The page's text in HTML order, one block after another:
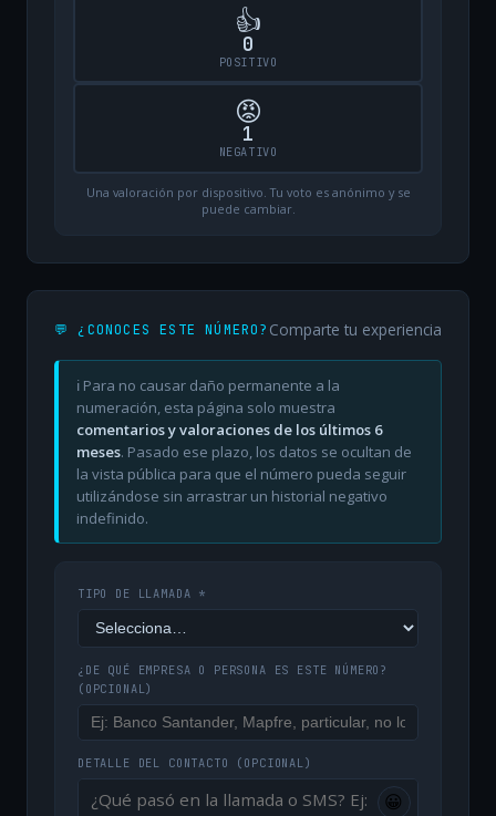
👍
0
POSITIVO
😡
1
NEGATIVO
Una valoración por dispositivo. Tu voto es anónimo y se
puede cambiar.
💬 ¿CONOCES ESTE NÚMERO? Comparte tu experiencia
ℹ️ Para no causar daño permanente a la
numeración, esta página solo muestra
comentarios y valoraciones de los últimos 6
meses. Pasado ese plazo, los datos se ocultan de
la vista pública para que el número pueda seguir
utilizándose sin arrastrar un historial negativo
indefinido.
TIPO DE LLAMADA *
¿DE QUÉ EMPRESA O PERSONA ES ESTE NÚMERO?
(OPCIONAL)
DETALLE DEL CONTACTO (OPCIONAL)
😀